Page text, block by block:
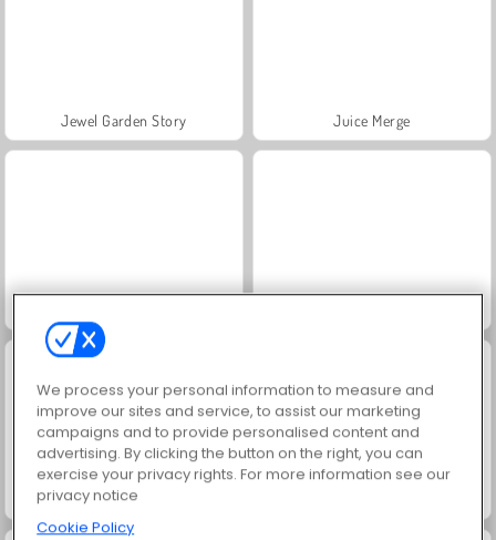
Jewel Garden Story Juice Merge
Masha and the Bear: Meadows
We process your personal information to measure and
improve our sites and service, to assist our marketing
campaigns and to provide personalised content and
advertising. By clicking the button on the right, you can
exercise your privacy rights. For more information see our
privacy notice
Cookie Policy